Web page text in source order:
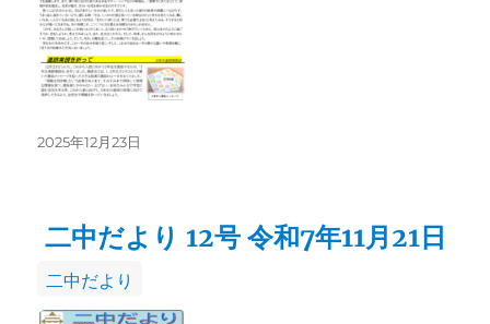
投
2025年12月23日
二中だより 12号 令和7年11月21日
カ
テ
二中だより